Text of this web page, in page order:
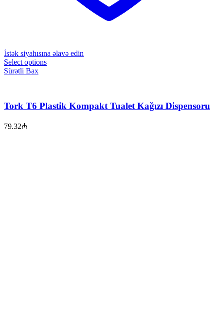
İstək siyahısına əlavə edin
Select options
Sürətli Bax
Tork T6 Plastik Kompakt Tualet Kağızı Dispensoru
79.32₼